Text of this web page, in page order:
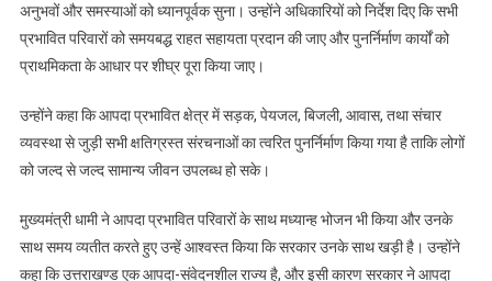
अनुभवों और समस्याओं को ध्यानपूर्वक सुना। उन्होंने अधिकारियों को निर्देश दिए कि सभी
प्रभावित परिवारों को समयबद्ध राहत सहायता प्रदान की जाए और पुनर्निर्माण कार्यों को
प्राथमिकता के आधार पर शीघ्र पूरा किया जाए।
उन्होंने कहा कि आपदा प्रभावित क्षेत्र में सड़क, पेयजल, बिजली, आवास, तथा संचार
व्यवस्था से जुड़ी सभी क्षतिग्रस्त संरचनाओं का त्वरित पुनर्निर्माण किया गया है ताकि लोगों
को जल्द से जल्द सामान्य जीवन उपलब्ध हो सके।
मुख्यमंत्री धामी ने आपदा प्रभावित परिवारों के साथ मध्यान्ह भोजन भी किया और उनके
साथ समय व्यतीत करते हुए उन्हें आश्वस्त किया कि सरकार उनके साथ खड़ी है। उन्होंने
कहा कि उत्तराखण्ड एक आपदा-संवेदनशील राज्य है, और इसी कारण सरकार ने आपदा